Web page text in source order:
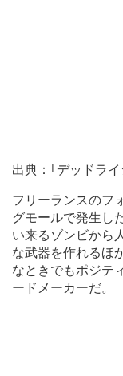
出典：｢デッドラ
フリーランスのフ
グモールで発生し
い来るゾンビから
な武器を作れるほ
なときでもポジテ
ードメーカーだ。